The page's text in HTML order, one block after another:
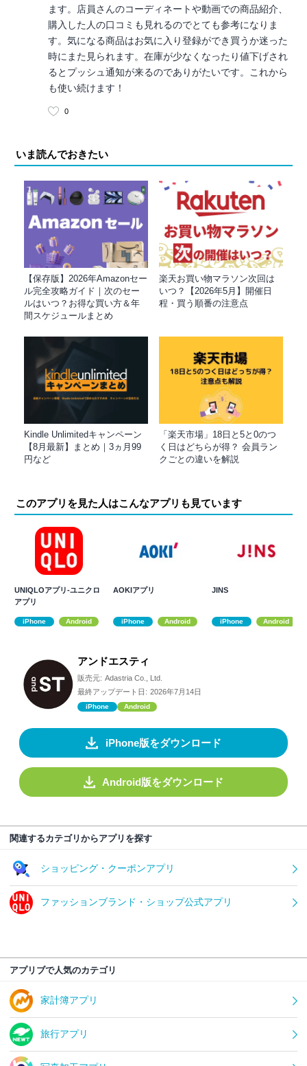
ます。店員さんのコーディネートや動画での商品紹介、
購入した人の口コミも見れるのでとても参考になりま
す。気になる商品はお気に入り登録ができ買うか迷った
時にまた見られます。在庫が少なくなったり値下げされ
るとプッシュ通知が来るのでありがたいです。これから
も使い続けます！
0
いま読んでおきたい
【保存版】2026年Amazonセー
ル完全攻略ガイド｜次のセー
ルはいつ？お得な買い方＆年
間スケジュールまとめ
楽天お買い物マラソン次回は
いつ？【2026年5月】開催日
程・買う順番の注意点
Kindle Unlimitedキャンペーン
【8月最新】まとめ｜3ヵ月99
円など
「楽天市場」18日と5と0のつ
く日はどちらが得？ 会員ラン
クごとの違いを解説
このアプリを見た人はこんなアプリも見ています
UNIQLOアプリ-ユニクロ
アプリ
iPhone Android
AOKIアプリ
iPhone Android
JINS
iPhone Android
アンドエスティ
販売元: Adastria Co., Ltd.
最終アップデート日: 2026年7月14日
iPhone Android
iPhone版をダウンロード
Android版をダウンロード
関連するカテゴリからアプリを探す
ショッピング・クーポンアプリ
ファッションブランド・ショップ公式アプリ
アプリブで人気のカテゴリ
家計簿アプリ
旅行アプリ